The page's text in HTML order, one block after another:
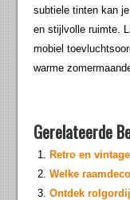
subtiele tinten kan
en stijlvolle ruimte.
mobiel
warme
Gerelateerde
Retro en
Welke
Ontdek